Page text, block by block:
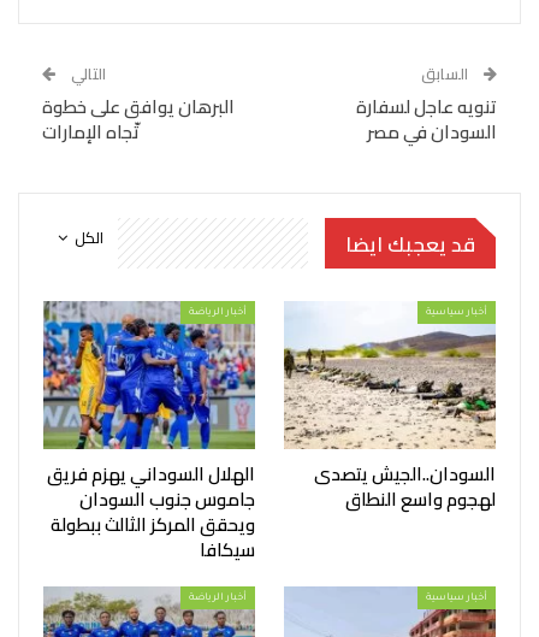
السابق
تنويه عاجل لسفارة
السودان في مصر
التالي
البرهان يوافق على خطوة
تّجاه الإمارات
الكل قد يعجبك ايضا
أخبار سياسية
السودان..الجيش يتصدى
لهجوم واسع النطاق
أخبار الرياضة
الهلال السوداني يهزم فريق
جاموس جنوب السودان
ويحقق المركز الثالث ببطولة
سيكافا
أخبار سياسية أخبار الرياضة